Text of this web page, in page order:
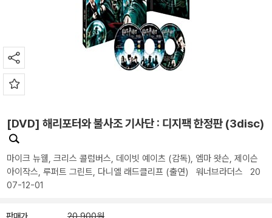
[DVD] 해리포터와 불사조 기사단 : 디지팩 한정판 (3disc)
마이크 뉴웰, 크리스 콜럼버스, 데이빗 예이츠 (감독), 엠마 왓슨, 제이슨
아이작스, 루퍼트 그린트, 다니엘 래드클리프 (출연) 워너브라더스 20
07-12-01
판매가